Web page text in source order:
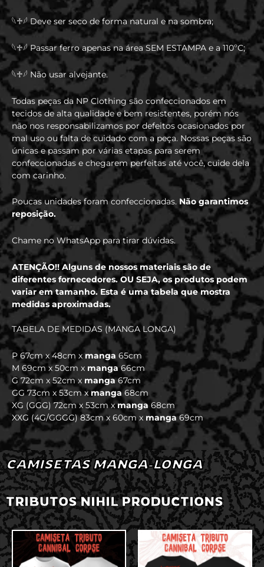
𓆩♱𓆪 Deve ser seco de forma natural e na sombra;
𓆩♱𓆪 Passar ferro apenas na área SEM ESTAMPA e a 110ºC;
𓆩♱𓆪 Não usar alvejante.
Todas peças da NP Clothing são confeccionados em
tecidos de alta qualidade e bem resistentes, porém nós
não nos responsabilizamos por defeitos ocasionados por
mal uso ou falta de cuidado com a peça. Nossas peças são
únicas e passam por várias etapas para serem
confeccionadas e chegarem perfeitas até você, cuide dela
com carinho.
Poucas unidades foram confeccionadas. Não garantimos
reposição.
Chame no WhatsApp para tirar dúvidas.
ATENÇÃO!! Alguns de nossos materiais são de
diferentes fornecedores. OU SEJA, os produtos podem
variar em tamanho. Esta é uma tabela que mostra
medidas aproximadas.
TABELA DE MEDIDAS (MANGA LONGA)
P 67cm x 48cm x manga 65cm
M 69cm x 50cm x manga66cm
G 72cm x 52cm x manga67cm
GG 73cm x 53cm xmanga68cm
XG (GGG) 72cm x 53cm xmanga68cm
XXG (4G/GGGG) 83cm x 60cm x manga69cm
CAMISETAS MANGA-LONGA
TRIBUTOS NIHIL PRODUCTIONS